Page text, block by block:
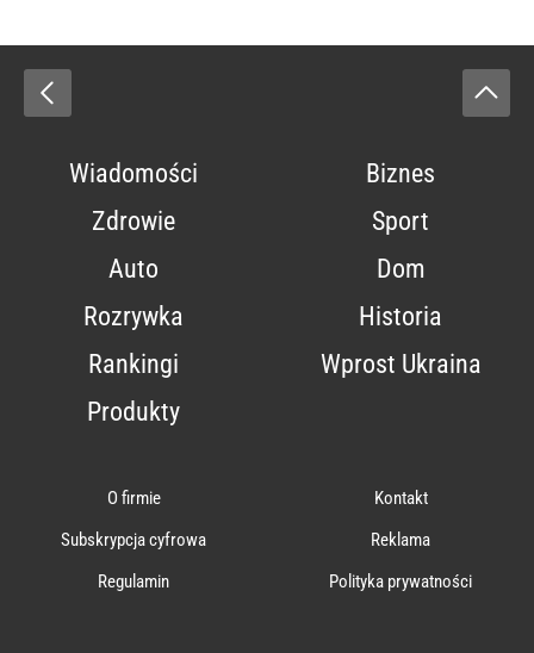
Wiadomości
Biznes
Zdrowie
Sport
Auto
Dom
Rozrywka
Historia
Rankingi
Wprost Ukraina
Produkty
O firmie
Kontakt
Subskrypcja cyfrowa
Reklama
Regulamin
Polityka prywatności